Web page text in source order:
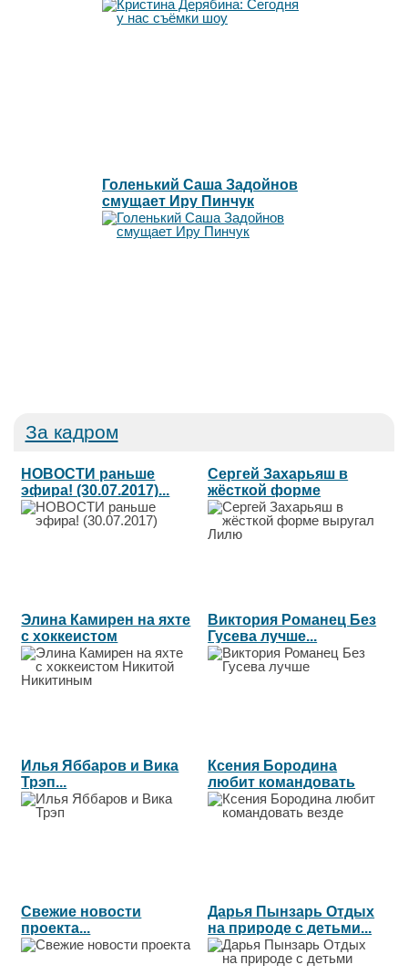
"Свадьба на миллион"
финал!
Голенький Саша Задойнов
смущает Иру Пинчук
За кадром
НОВОСТИ раньше
эфира! (30.07.2017)...
Сергей Захарьяш в
жёсткой форме
выругал Лилю...
Элина Камирен на яхте
с хоккеистом
Никитой...
Виктория Романец Без
Гусева лучше...
Илья Яббаров и Вика
Трэп...
Ксения Бородина
любит командовать
везде...
Свежие новости
проекта...
Дарья Пынзарь Отдых
на природе с детьми...